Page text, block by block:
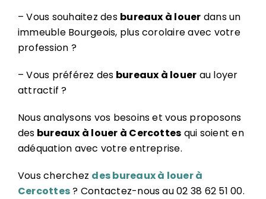
– Vous souhaitez des bureaux à louer dans un
immeuble Bourgeois, plus corolaire avec votre
profession ?
– Vous préférez des bureaux à louer au loyer
attractif ?
Nous analysons vos besoins et vous proposons
des bureaux à louer à Cercottes qui soient en
adéquation avec votre entreprise.
Vous cherchez des bureaux à louer à
Cercottes? Contactez-nous au 02 38 62 51 00.